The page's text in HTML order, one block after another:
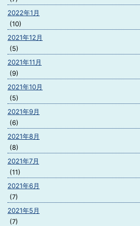
2022年1月
(10)
2021年12月
(5)
2021年11月
(9)
2021年10月
(5)
2021年9月
(6)
2021年8月
(8)
2021年7月
(11)
2021年6月
(7)
2021年5月
(7)